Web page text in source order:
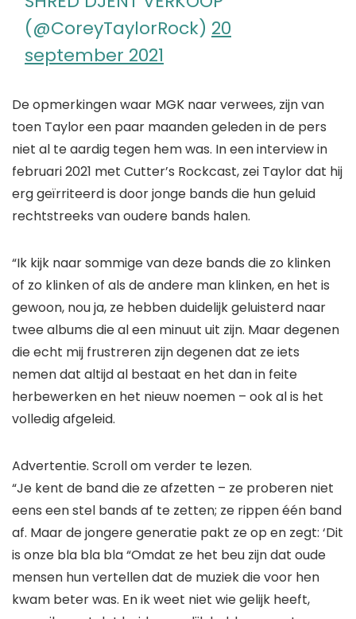
(@CoreyTaylorRock) 20
september 2021
De opmerkingen waar MGK naar verwees, zijn van
toen Taylor een paar maanden geleden in de pers
niet al te aardig tegen hem was. In een interview in
februari 2021 met Cutter’s Rockcast, zei Taylor dat hij
erg geïrriteerd is door jonge bands die hun geluid
rechtstreeks van oudere bands halen.
“Ik kijk naar sommige van deze bands die zo klinken
of zo klinken of als de andere man klinken, en het is
gewoon, nou ja, ze hebben duidelijk geluisterd naar
twee albums die al een minuut uit zijn. Maar degenen
die echt mij frustreren zijn degenen dat ze iets
nemen dat altijd al bestaat en het dan in feite
herbewerken en het nieuw noemen – ook al is het
volledig afgeleid.
Advertentie. Scroll om verder te lezen.
“Je kent de band die ze afzetten – ze proberen niet
eens een stel bands af te zetten; ze rippen één band
af. Maar de jongere generatie pakt ze op en zegt: ‘Dit
is onze bla bla bla “Omdat ze het beu zijn dat oude
mensen hun vertellen dat de muziek die voor hen
kwam beter was. En ik weet niet wie gelijk heeft,